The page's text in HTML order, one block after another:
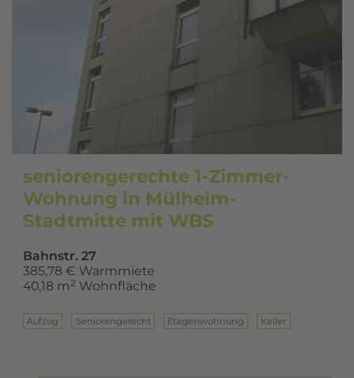
seniorengerechte 1-Zimmer-
Wohnung in Mülheim-
Stadtmitte mit WBS
Bahnstr. 27
385,78 € Warmmiete
40,18 m2 Wohnfläche
Aufzug Seniorengerecht Eta­gen­woh­nung Keller